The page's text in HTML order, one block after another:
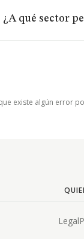
¿A qué sector
existe algún
Legal